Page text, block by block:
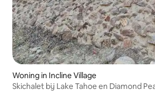
Woning in Incline Village
Skichalet bij Lake Tahoe en Diamond